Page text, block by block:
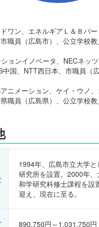
ワン、エネルギアＬ＆Ｂパ
職員（広島市）、公立学校
ョンイノベータ、NECネッ
中国、NTT西日本、市職員（
ニメーション、ケイ・ウノ
職員（広島県）、公立学校
1994年、広島市立大学
研究所を設置。2000年
和学研究科修士課程を設
迎え、現在に至る。
890,750円～1,031,750円